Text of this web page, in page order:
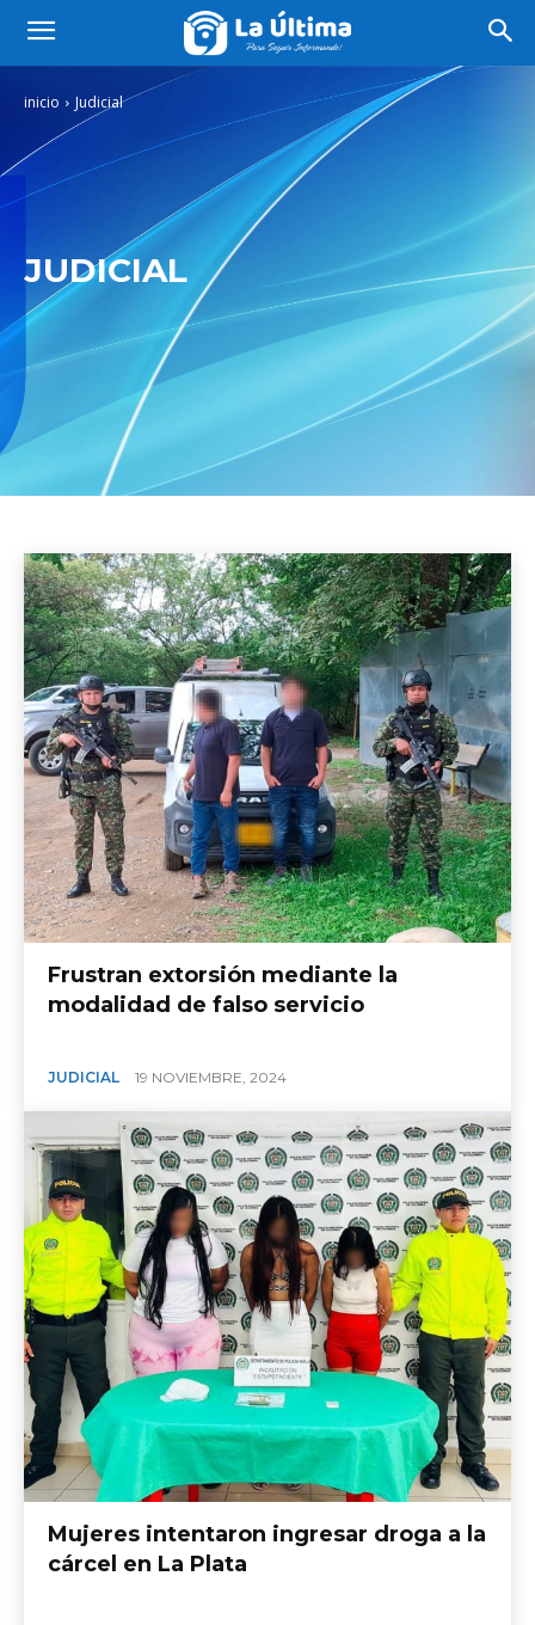
inicio Judicial
JUDICIAL
Frustran extorsión mediante la
modalidad de falso servicio
JUDICIAL 19 NOVIEMBRE, 2024
Mujeres intentaron ingresar droga a la
cárcel en La Plata